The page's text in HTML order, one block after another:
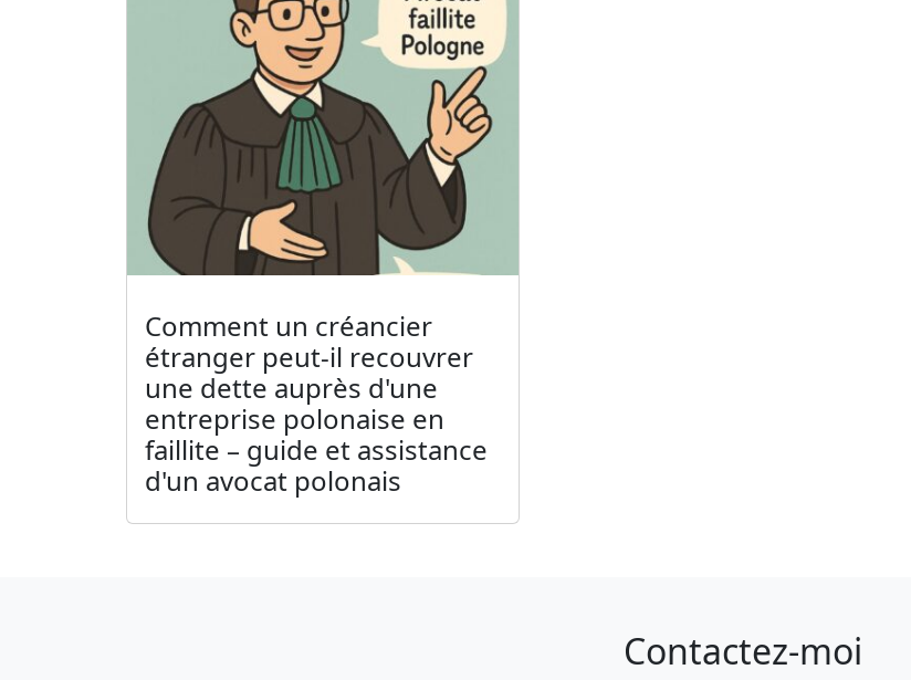
Comment un créancier
étranger peut-il recouvrer
une dette auprès d'une
entreprise polonaise en
faillite – guide et assistance
d'un avocat polonais
Contactez-moi